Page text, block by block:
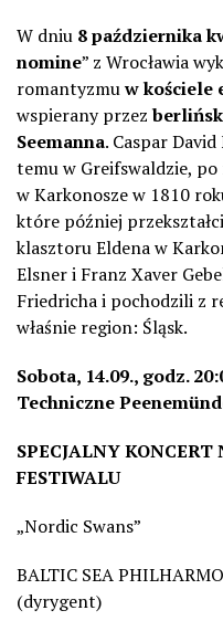
W dniu 8 października
nomine” z Wrocławia
romantyzmuw kościele
wspierany przez
Seemanna. Caspar
temu w Greifswaldzie,
w Karkonosze w 1810
które później
klasztoru Eldena w
Elsner i Franz Xaver
Friedricha i pochodzili z
właśnie region: Śląsk.
Sobota, 14.09., godz.
Techniczne
SPECJALNY KONCERT
FESTIWALU
„Nordic Swans”
BALTIC SEA
(dyrygent)